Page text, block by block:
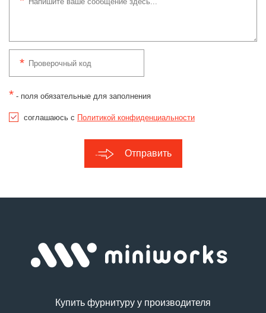
* - поля обязательные для заполнения
соглашаюсь с Политикой конфиденциальности
Отправить
Купить фурнитуру у производителя